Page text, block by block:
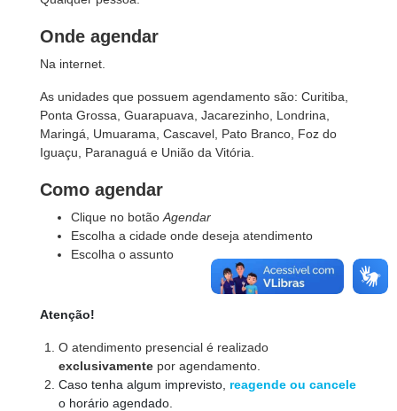
Onde agendar
Na internet.
As unidades que possuem agendamento são: Curitiba,
Ponta Grossa, Guarapuava, Jacarezinho, Londrina,
Maringá, Umuarama, Cascavel, Pato Branco, Foz do
Iguaçu, Paranaguá e União da Vitória.
Como agendar
Clique no botão Agendar
Escolha a cidade onde deseja atendimento
Escolha o assunto
Atenção!
O atendimento presencial é realizado
exclusivamente por agendamento.
Caso tenha algum imprevisto, reagende ou cancele
o horário agendado.